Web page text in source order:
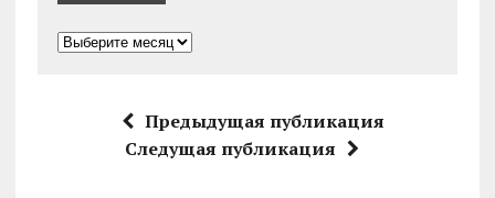
Архивы
Предыдущая публикация
Следущая публикация